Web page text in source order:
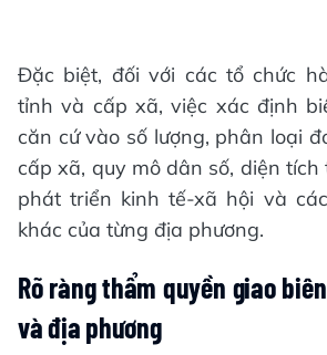
Đặc biệt, đối với các tổ chức
tỉnh và cấp xã, việc xác định
căn cứ vào số lượng, phân loại
cấp xã, quy mô dân số, diện tích
phát triển kinh tế-xã hội và
khác của từng địa phương.
Rõ ràng thẩm quyền giao
và địa phương